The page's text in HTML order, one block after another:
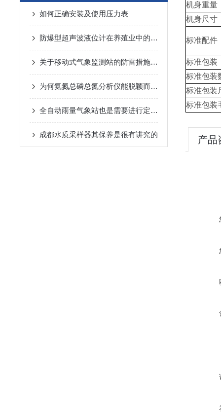
如何正确安装及使用压力表
防爆型超声波液位计在养殖业中的应用
关于移动式气象监测站的防雷措施，赶紧来学习下吧！
为何氨氮总磷总氮分析仪能脱颖而出？其优势藏着关键答案
全自动雨量气象站也是需要进行定期保养的
成都水质采样器其保养是很有讲究的
机身重量
机身尺寸
标准配件
标准包装
标准包装
标准包装
标准包装
产品